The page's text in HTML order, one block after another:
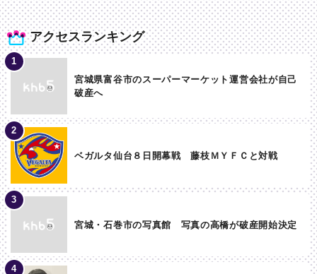
アクセスランキング
宮城県富谷市のスーパーマーケット運営会社が自己
破産へ
ベガルタ仙台８日開幕戦 藤枝ＭＹＦＣと対戦
宮城・石巻市の写真館 写真の高橋が破産開始決定